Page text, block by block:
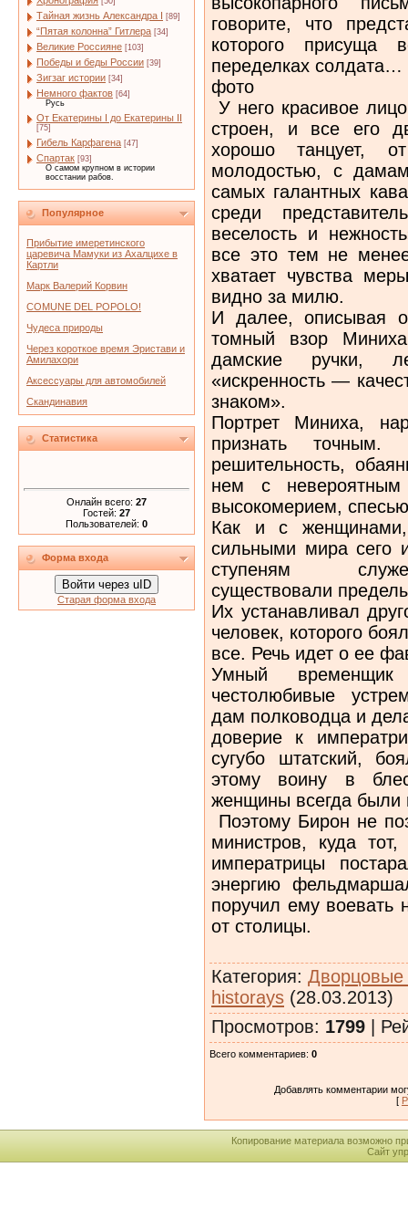
Тайная жизнь Александра I [89]
“Пятая колонна” Гитлера [34]
Великие Россияне [103]
Победы и беды России [39]
Зигзаг истории [34]
Немного фактов [64]
Русь
От Екатерины I до Екатерины II
[75]
Гибель Карфагена [47]
Спартак [93]
О самом крупном в истории
восстании рабов.
Популярное
Прибытие имеретинского
царевича Мамуки из Ахалцихе в
Картли
Марк Валерий Корвин
COMUNE DEL POPOLO!
Чудеса природы
Через короткое время Эристави и
Амилахори
Аксессуары для автомобилей
Скандинавия
Статистика
Онлайн всего: 27
Гостей: 27
Пользователей: 0
Форма входа
Войти через uID
Старая форма входа
говорите, что
которого присуща
переделках солдата…
фото
У него красивое
строен, и все его
хорошо танцует,
молодостью, с
самых галантных
среди
веселость и
все это тем не
хватает чувства
видно за милю.
И далее, описывая
томный взор
дамские ручки,
«искренность —
знаком».
Портрет Миниха,
признать
решительность,
нем с невероятным
высокомерием,
Как и с
сильными мира сего
ступеням
существовали
Их устанавливал
человек, которого
все. Речь идет о ее
Умный
честолюбивые
дам полководца и
доверие к
сугубо штатский,
этому воину в
женщины всегда были
Поэтому Бирон не
министров, куда
императрицы
энергию
поручил ему воевать
от столицы.
Категория: Дворцовые
historays (28.03.2013)
Просмотров: 1799 |
Всего комментариев: 0
Добавлять комментарии
[
Копирование материала возможно
Сайт